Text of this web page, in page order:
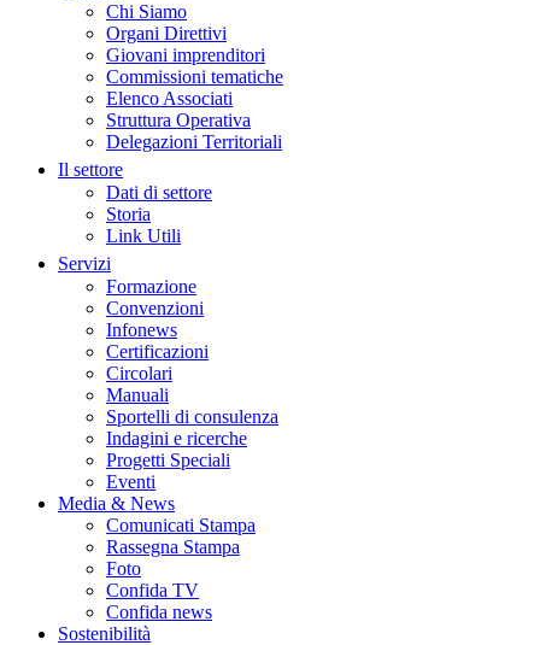
Chi Siamo
Organi Direttivi
Giovani imprenditori
Commissioni tematiche
Elenco Associati
Struttura Operativa
Delegazioni Territoriali
Il settore
Dati di settore
Storia
Link Utili
Servizi
Formazione
Convenzioni
Infonews
Certificazioni
Circolari
Manuali
Sportelli di consulenza
Indagini e ricerche
Progetti Speciali
Eventi
Media & News
Comunicati Stampa
Rassegna Stampa
Foto
Confida TV
Confida news
Sostenibilità